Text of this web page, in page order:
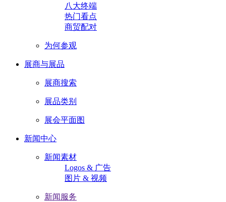
八大终端
热门看点
商贸配对
为何参观
展商与展品
展商搜索
展品类别
展会平面图
新闻中心
新闻素材
Logos & 广告
图片 & 视频
新闻服务